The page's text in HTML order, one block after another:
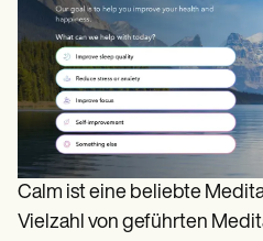
Calm ist eine beliebte
Vielzahl von geführten